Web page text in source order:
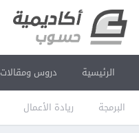
الرئيسية دروس ومقالات
البرمجة ريادة الأعمال